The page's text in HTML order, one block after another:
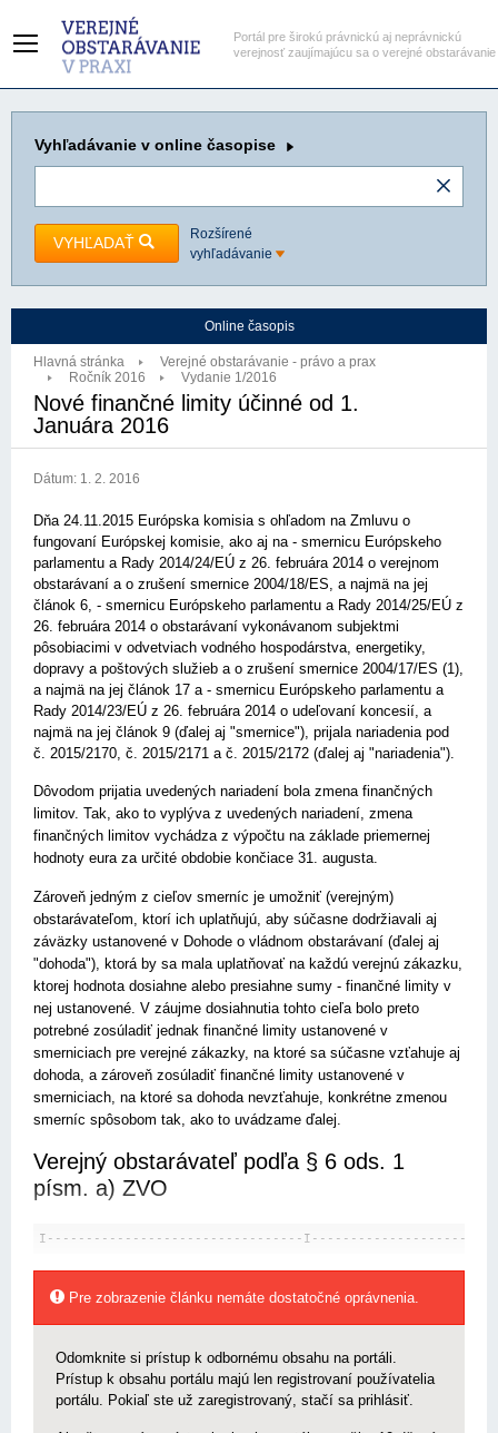
Portál pre širokú právnickú aj neprávnickú
verejnosť zaujímajúcu sa o verejné obstarávanie
Vyhľadávanie v online časopise
VYHĽADAŤ
Rozšírené
vyhľadávanie
Online časopis
Hlavná stránka
Verejné obstarávanie - právo a prax
Ročník 2016
Vydanie 1/2016
Nové finančné limity účinné od 1.
Januára 2016
Dátum: 1. 2. 2016
Dňa 24.11.2015 Európska komisia s ohľadom na Zmluvu o
fungovaní Európskej komisie, ako aj na - smernicu Európskeho
parlamentu a Rady 2014/24/EÚ z 26. februára 2014 o verejnom
obstarávaní a o zrušení smernice 2004/18/ES, a najmä na jej
článok 6, - smernicu Európskeho parlamentu a Rady 2014/25/EÚ z
26. februára 2014 o obstarávaní vykonávanom subjektmi
pôsobiacimi v odvetviach vodného hospodárstva, energetiky,
dopravy a poštových služieb a o zrušení smernice 2004/17/ES (1),
a najmä na jej článok 17 a - smernicu Európskeho parlamentu a
Rady 2014/23/EÚ z 26. februára 2014 o udeľovaní koncesií, a
najmä na jej článok 9 (ďalej aj "smernice"), prijala nariadenia pod
č. 2015/2170, č. 2015/2171 a č. 2015/2172 (ďalej aj "nariadenia").
Dôvodom prijatia uvedených nariadení bola zmena finančných
limitov. Tak, ako to vyplýva z uvedených nariadení, zmena
finančných limitov vychádza z výpočtu na základe priemernej
hodnoty eura za určité obdobie končiace 31. augusta.
Zároveň jedným z cieľov smerníc je umožniť (verejným)
obstarávateľom, ktorí ich uplatňujú, aby súčasne dodržiavali aj
záväzky ustanovené v Dohode o vládnom obstarávaní (ďalej aj
"dohoda"), ktorá by sa mala uplatňovať na každú verejnú zákazku,
ktorej hodnota dosiahne alebo presiahne sumy - finančné limity v
nej ustanovené. V záujme dosiahnutia tohto cieľa bolo preto
potrebné zosúladiť jednak finančné limity ustanovené v
smerniciach pre verejné zákazky, na ktoré sa súčasne vzťahuje aj
dohoda, a zároveň zosúladiť finančné limity ustanovené v
smerniciach, na ktoré sa dohoda nevzťahuje, konkrétne zmenou
smerníc spôsobom tak, ako to uvádzame ďalej.
Verejný obstarávateľ podľa § 6 ods. 1
písm. a) ZVO
I---------------------------------I---------------------
Pre zobrazenie článku nemáte dostatočné oprávnenia.
Odomknite si prístup k odbornému obsahu na portáli.
Prístup k obsahu portálu majú len registrovaní používatelia
portálu. Pokiaľ ste už zaregistrovaný, stačí sa prihlásiť.